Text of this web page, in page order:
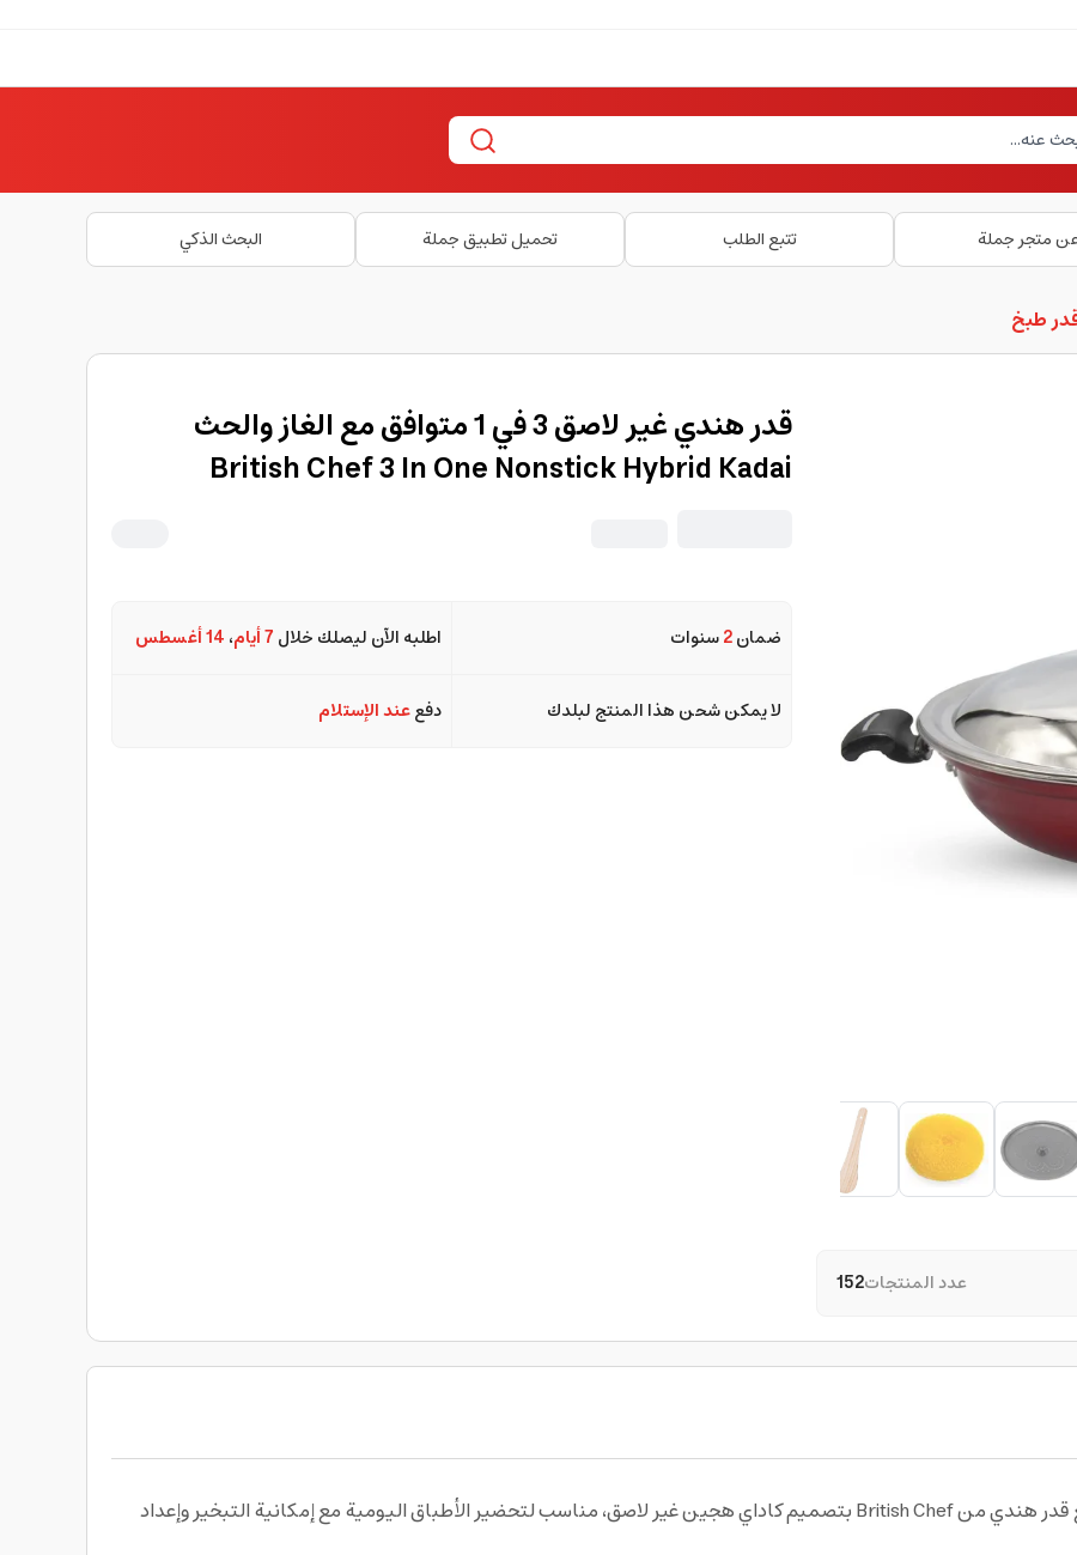
متجر جملة تتبع الطلب تحميل تطبيق جملة البحث الذكي
طبخ
عدد المنتجات152
قدر هندي غير لاصق 3 في 1 متوافق مع الغاز والحث
British Chef 3 In One Nonstick Hybrid Kadai
ضمان2سنوات اطلبه الآن ليصلك خلال 7 أيام ، 14 أغسطس
لا يمكن شحن هذا المنتج لبلدك دفععند الإستلام
استمتع بتجربة طهي عملية ومتعددة الاستخدامات مع قدر هندي من British Chef بتصميم كاداي هجين غير لاصق، مناسب لتحضير الأطباق اليومية مع إمكانية التبخير وإعداد